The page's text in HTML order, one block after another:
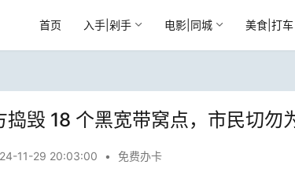
首页 入手|剁手 电影|同城 美食|打车
捣毁 18 个黑宽带窝点，市民切勿
11-29 20:03:00 • 免费办卡